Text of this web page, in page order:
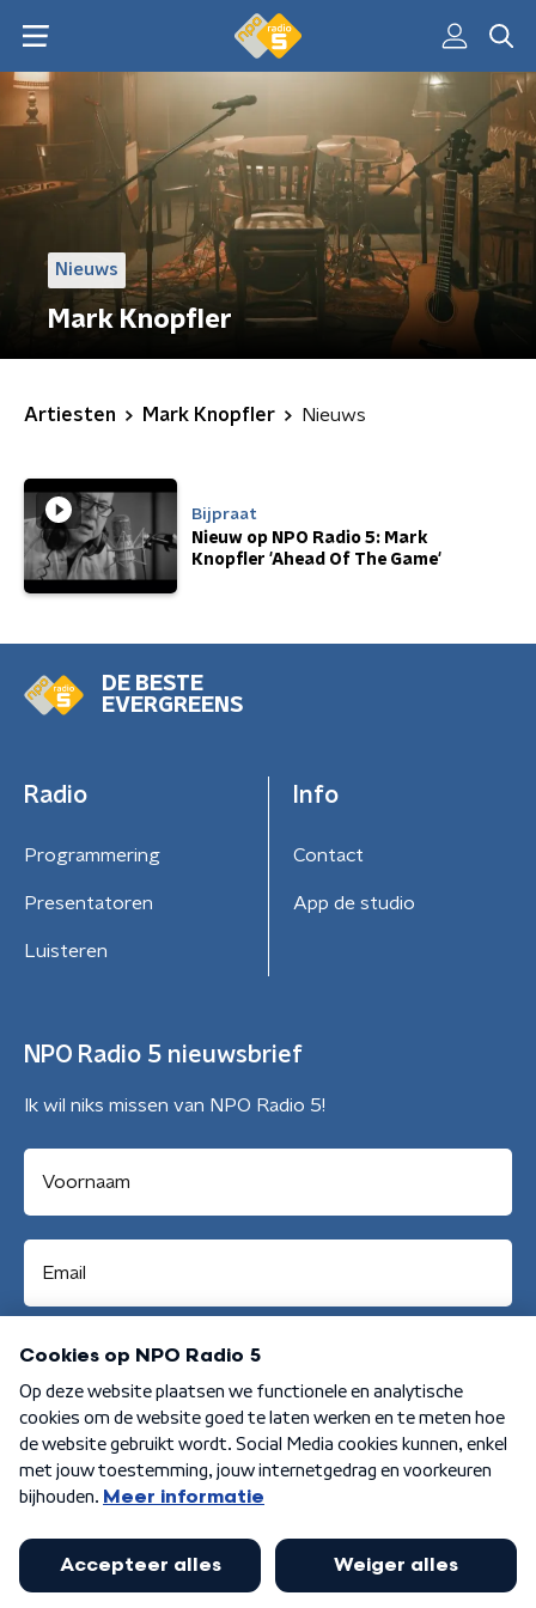
Nieuws
Mark Knopfler
Artiesten Mark Knopfler Nieuws
Bijpraat
Nieuw op NPO Radio 5: Mark
Knopfler 'Ahead Of The Game'
DE BESTE
EVERGREENS
Radio
Programmering
Presentatoren
Luisteren
Info
Contact
App de studio
NPO Radio 5 nieuwsbrief
Ik wil niks missen van NPO Radio 5!
Aanmelden
Algemene voorwaarden